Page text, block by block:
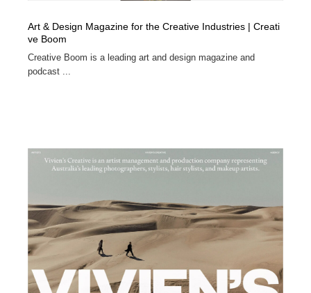
Art & Design Magazine for the Creative Industries | Creati
ve Boom
Creative Boom is a leading art and design magazine and
podcast ...